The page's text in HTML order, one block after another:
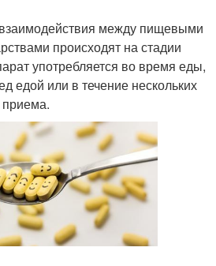
между пищевыми
происходят на стадии
употребляется во время еды,
едой или в течение нескольких
приема.